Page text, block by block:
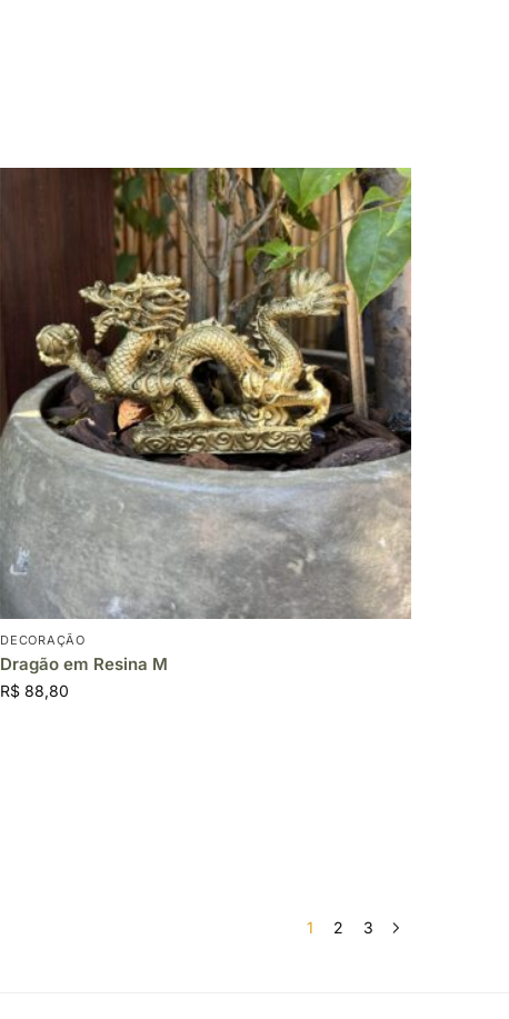
DECORAÇÃO
Dragão em Resina M
R$ 88,80
1 2 3